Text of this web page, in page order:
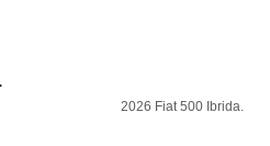
2026 Fiat 500 Ibrida.